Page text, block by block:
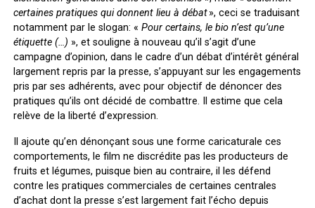
certaines pratiques qui donnent lieu à débat», ceci se traduisant
notamment par le slogan: « Pour certains, le bio n’est qu’une
étiquette (…) », et souligne à nouveau qu’il s’agit d’une
campagne d’opinion, dans le cadre d’un débat d’intérêt général
largement repris par la presse, s’appuyant sur les engagements
pris par ses adhérents, avec pour objectif de dénoncer des
pratiques qu’ils ont décidé de combattre. Il estime que cela
relève de la liberté d’expression.
Il ajoute qu’en dénonçant sous une forme caricaturale ces
comportements, le film ne discrédite pas les producteurs de
fruits et légumes, puisque bien au contraire, il les défend
contre les pratiques commerciales de certaines centrales
d’achat dont la presse s’est largement fait l’écho depuis